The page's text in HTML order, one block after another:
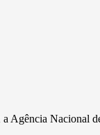
a Agência Nacional